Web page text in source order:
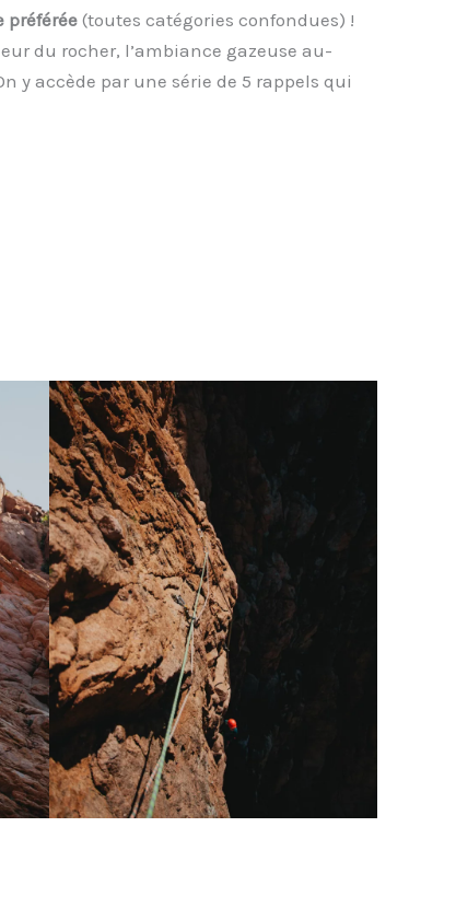
préférée (toutes catégories confondues) !
du rocher, l’ambiance gazeuse au-
y accède par une série de 5 rappels qui